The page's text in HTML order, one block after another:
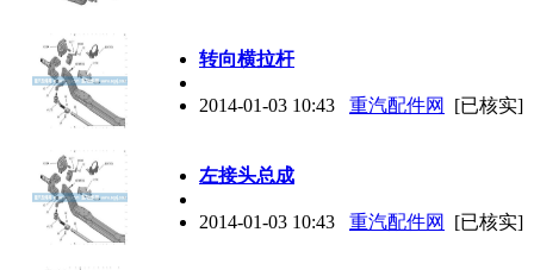
转向横拉杆
2014-01-03 10:43 重汽配件网 [已核实]
左接头总成
2014-01-03 10:43 重汽配件网 [已核实]